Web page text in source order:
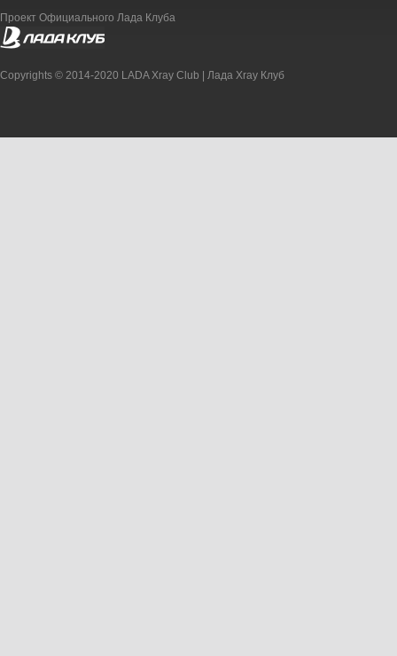
Проект Официального Лада Клуба
Copyrights © 2014-2020 LADA Xray Club | Лада Xray Клуб